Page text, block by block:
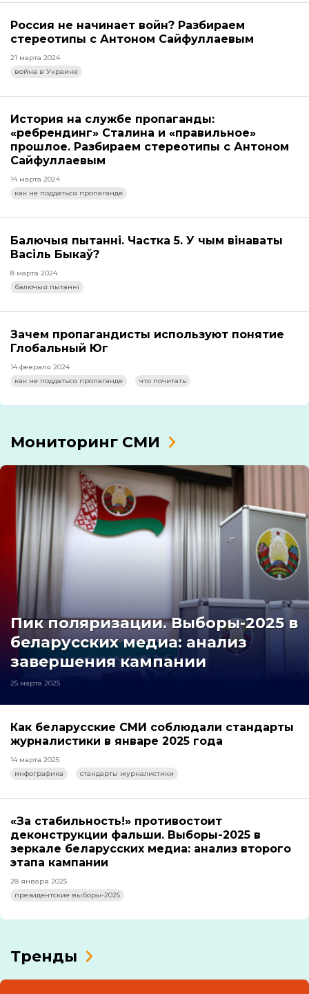
Россия не начинает войн? Разбираем
стереотипы с Антоном Сайфуллаевым
21 марта 2024
война в Украине
История на службе пропаганды:
«ребрендинг» Сталина и «правильное»
прошлое. Разбираем стереотипы с Антоном
Сайфуллаевым
14 марта 2024
как не поддаться пропаганде
Балючыя пытанні. Частка 5. У чым вінаваты
Васіль Быкаў?
8 марта 2024
балючыя пытанні
Зачем пропагандисты используют понятие
Глобальный Юг
14 февраля 2024
как не поддаться пропаганде
что почитать
Мониторинг СМИ
Пик поляризации. Выборы-2025 в
беларусских медиа: анализ
завершения кампании
25 марта 2025
Как беларусские СМИ соблюдали стандарты
журналистики в январе 2025 года
14 марта 2025
инфографика
стандарты журналистики
«За стабильность!» противостоит
деконструкции фальши. Выборы-2025 в
зеркале беларусских медиа: анализ второго
этапа кампании
28 января 2025
президентские выборы-2025
Тренды